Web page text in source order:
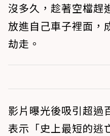
沒多久，趁著空檔趕
放進自己車子裡面，
劫走。
影片曝光後吸引超過
表示「史上最短的逃